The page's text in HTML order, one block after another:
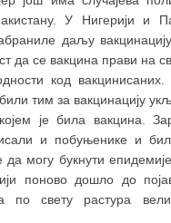
У Нигерији и
даљу
да се вакцина прави на
код
тим за вакцинацију
је била вакцина.
и побуњенике и
да могу букнути
поново дошло до
по свету растура